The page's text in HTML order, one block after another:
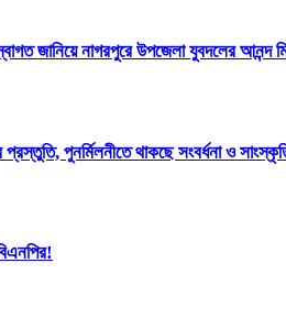
জানিয়ে নাগরপুরে উপজেলা যুবদলের আনন্দ
পুনর্মিলনীতে থাকছে সংবর্ধনা ও